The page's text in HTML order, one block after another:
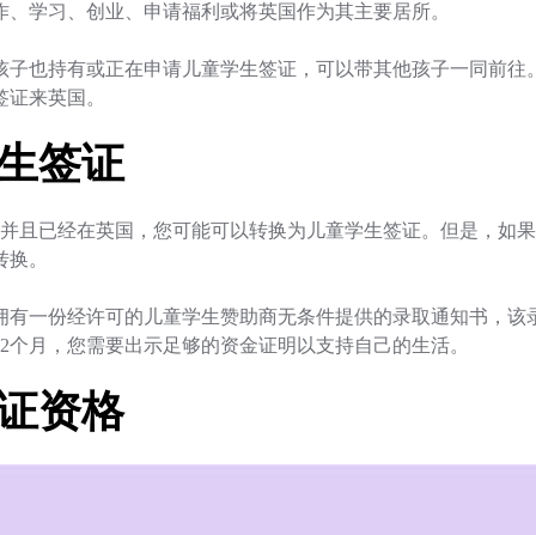
学习、创业、申请福利或将英国作为其主要居所。
子也持有或正在申请儿童学生签证，可以带其他孩子一同前
来英国。
签证
且已经在英国，您可能可以转换为儿童学生签证。但是，如
。
有一份经许可的儿童学生赞助商无条件提供的录取通知书，
月，您需要出示足够的资金证明以支持自己的生活。
资格